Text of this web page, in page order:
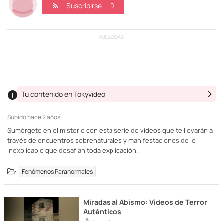
Suscribirse 0
PUBLICIDAD
Subidohace 2 años ·
Tu contenido en Tokyvideo
Sumérgete en el misterio con esta serie de videos que te llevarán a
través de encuentros sobrenaturales y manifestaciones de lo
inexplicable que desafían toda explicación.
Fenómenos Paranormales
Miradas al Abismo: Videos de Terror
Auténticos